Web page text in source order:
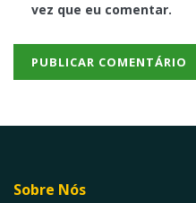
vez que eu comentar.
Sobre Nós